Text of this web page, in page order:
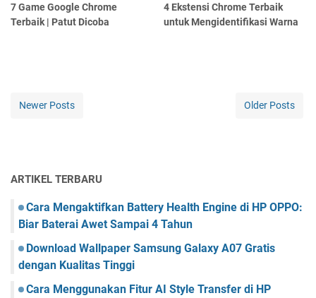
7 Game Google Chrome
Terbaik | Patut Dicoba
4 Ekstensi Chrome Terbaik
untuk Mengidentifikasi Warna
Newer Posts Older Posts
ARTIKEL TERBARU
Cara Mengaktifkan Battery Health Engine di HP OPPO:
Biar Baterai Awet Sampai 4 Tahun
Download Wallpaper Samsung Galaxy A07 Gratis
dengan Kualitas Tinggi
Cara Menggunakan Fitur AI Style Transfer di HP